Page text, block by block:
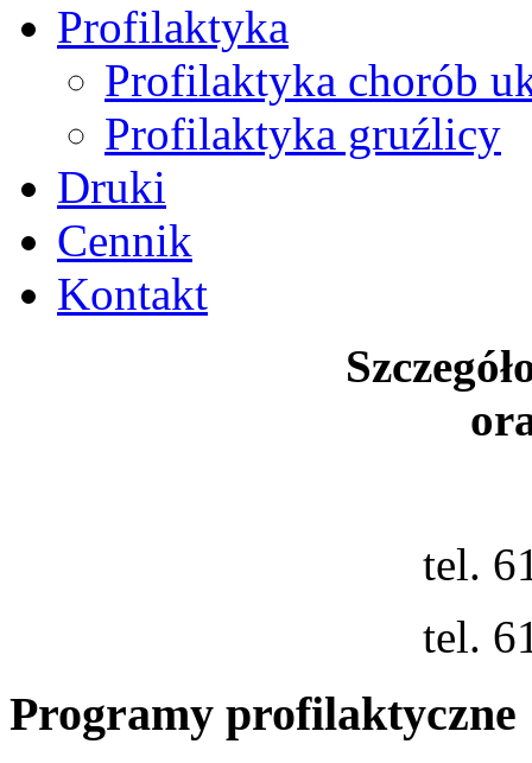
Profilaktyka
Profilaktyka chorób
Profilaktyka gruźlicy
Druki
Cennik
Kontakt
tel.
tel.
Programy profilaktyczne